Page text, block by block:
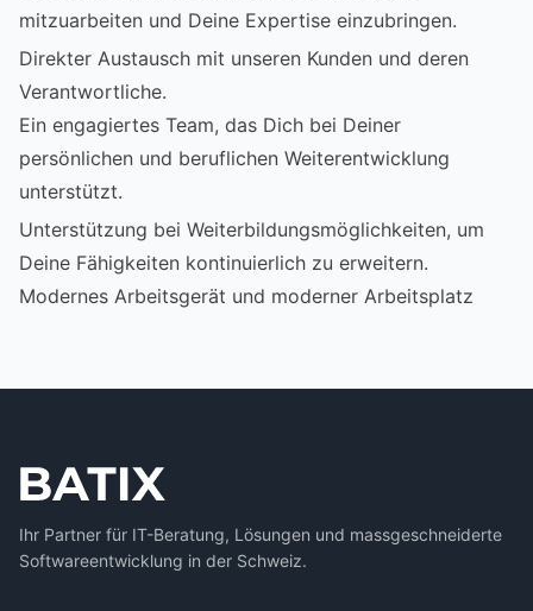
mitzuarbeiten und Deine Expertise einzubringen.
Direkter Austausch mit unseren Kunden und deren
Verantwortliche.
Ein engagiertes Team, das Dich bei Deiner
persönlichen und beruflichen Weiterentwicklung
unterstützt.
Unterstützung bei Weiterbildungsmöglichkeiten, um
Deine Fähigkeiten kontinuierlich zu erweitern.
Modernes Arbeitsgerät und moderner Arbeitsplatz
Ihr Partner für IT-Beratung, Lösungen und massgeschneiderte
Softwareentwicklung in der Schweiz.